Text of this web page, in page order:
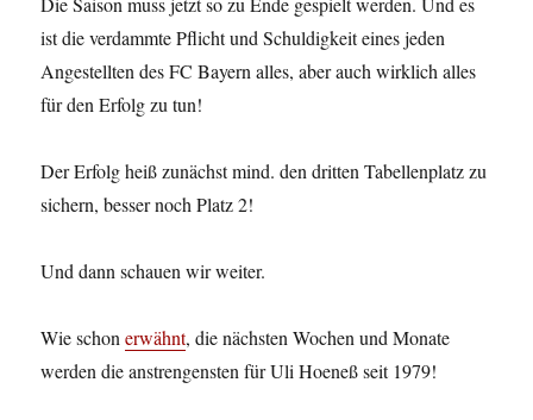
ist die verdammte Pflicht und Schuldigkeit eines jeden
Angestellten des FC Bayern alles, aber auch wirklich alles
für den Erfolg zu tun!
Der Erfolg heiß zunächst mind. den dritten Tabellenplatz zu
sichern, besser noch Platz 2!
Und dann schauen wir weiter.
Wie schonerwähnt, die nächsten Wochen und Monate
werden die anstrengensten für Uli Hoeneß seit 1979!